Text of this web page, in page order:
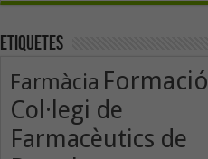
Etiquetes
Farmàcia Formació
Col·legi de
Farmacèutics de